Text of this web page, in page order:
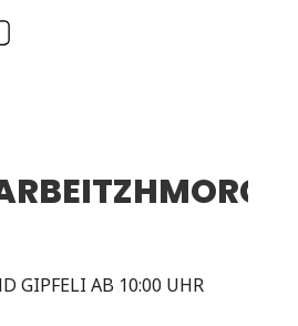
GIPFELI AB 10:00 UHR